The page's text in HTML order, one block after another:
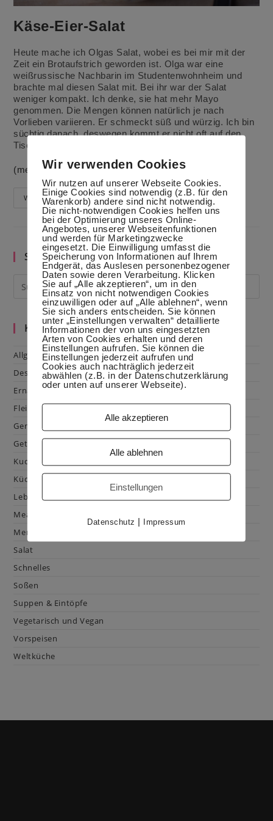
Käse-Eier-Salat
Heute mache ich Olgas Salat, wobei es bei mir mit der
Zeit ein Brotaufstrich geworden ist. Olga war eine
weißrussische Nachbarin im Studentenwohnheim und
brachte mal diesen Salat mit. Bei ihr war der Salat
weniger kompakt. Ich denke, sie hat mehr Mayo
genommen. Die Mengen können natürlich je nach
Vorlieben variieren. Er schmeckt süß und würzig. Ich bin
süchtig danach, deswegen kommt er nicht oft auf den
Tisch
(mehr …)
Weiterlesen Käse-
Eier-
Salat
Suche im Blog
Kategorien
Allgemein
Dessert
Ernährung
Fleisch & Geflügel
Gemüse
Getränke
Kuchen & Gebäck
Küchenhacks
Lebensmittelkunde
Mealprep
Menüplanung
Salat
Schnelles
Soßen
Suppen & Eintöpfe
Vegetarisch und Vegan
Vorspeisen
Weltküche
Wir verwenden Cookies
Wir nutzen auf unserer Webseite Cookies.
Einige Cookies sind notwendig (z.B. für den
Warenkorb) andere sind nicht notwendig.
Die nicht-notwendigen Cookies helfen uns
bei der Optimierung unseres Online-
Angebotes, unserer Webseitenfunktionen
und werden für Marketingzwecke
eingesetzt. Die Einwilligung umfasst die
Speicherung von Informationen auf Ihrem
Endgerät, das Auslesen personenbezogener
Daten sowie deren Verarbeitung. Klicken
Sie auf „Alle akzeptieren“, um in den
Einsatz von nicht notwendigen Cookies
einzuwilligen oder auf „Alle ablehnen“, wenn
Sie sich anders entscheiden. Sie können
unter „Einstellungen verwalten“ detaillierte
Informationen der von uns eingesetzten
Arten von Cookies erhalten und deren
Einstellungen aufrufen. Sie können die
Einstellungen jederzeit aufrufen und
Cookies auch nachträglich jederzeit
abwählen (z.B. in der Datenschutzerklärung
oder unten auf unserer Webseite).
Alle akzeptieren
Alle ablehnen
Einstellungen
Datenschutz | Impressum